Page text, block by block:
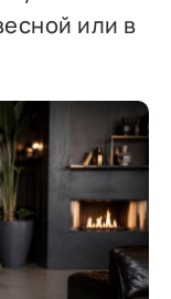
или в